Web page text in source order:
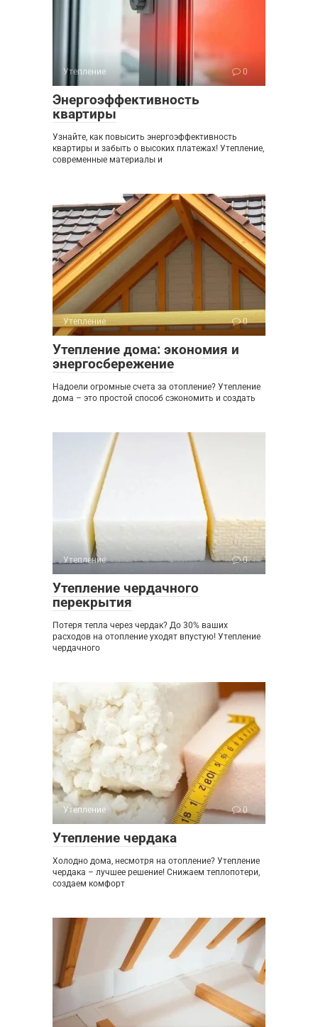
Утепление 0
Энергоэффективность
квартиры
Узнайте, как повысить энергоэффективность
квартиры и забыть о высоких платежах! Утепление,
современные материалы и
Утепление 0
Утепление дома: экономия и
энергосбережение
Надоели огромные счета за отопление? Утепление
дома – это простой способ сэкономить и создать
Утепление 0
Утепление чердачного
перекрытия
Потеря тепла через чердак? До 30% ваших
расходов на отопление уходят впустую! Утепление
чердачного
Утепление 0
Утепление чердака
Холодно дома, несмотря на отопление? Утепление
чердака – лучшее решение! Снижаем теплопотери,
создаем комфорт